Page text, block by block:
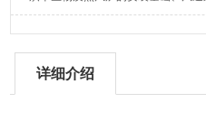
详细介绍